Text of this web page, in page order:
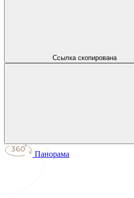
Ссылка скопирована
Панорама